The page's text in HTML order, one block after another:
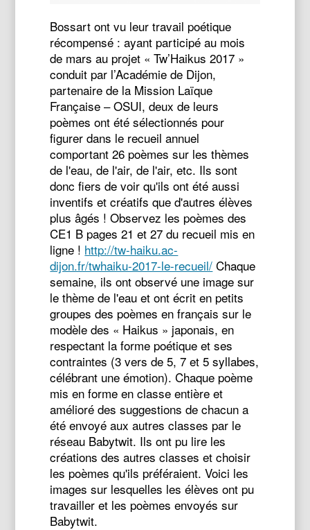
Bossart ont vu leur travail poétique
récompensé : ayant participé au mois
de mars au projet « Tw’Haikus 2017 »
conduit par l’Académie de Dijon,
partenaire de la Mission Laïque
Française – OSUI, deux de leurs
poèmes ont été sélectionnés pour
figurer dans le recueil annuel
comportant 26 poèmes sur les thèmes
de l'eau, de l'air, de l'air, etc. Ils sont
donc fiers de voir qu'ils ont été aussi
inventifs et créatifs que d'autres élèves
plus âgés ! Observez les poèmes des
CE1 B pages 21 et 27 du recueil mis en
ligne ! http://tw-haiku.ac-
dijon.fr/twhaiku-2017-le-recueil/ Chaque
semaine, ils ont observé une image sur
le thème de l'eau et ont écrit en petits
groupes des poèmes en français sur le
modèle des « Haikus » japonais, en
respectant la forme poétique et ses
contraintes (3 vers de 5, 7 et 5 syllabes,
célébrant une émotion). Chaque poème
mis en forme en classe entière et
amélioré des suggestions de chacun a
été envoyé aux autres classes par le
réseau Babytwit. Ils ont pu lire les
créations des autres classes et choisir
les poèmes qu'ils préféraient. Voici les
images sur lesquelles les élèves ont pu
travailler et les poèmes envoyés sur
Babytwit.